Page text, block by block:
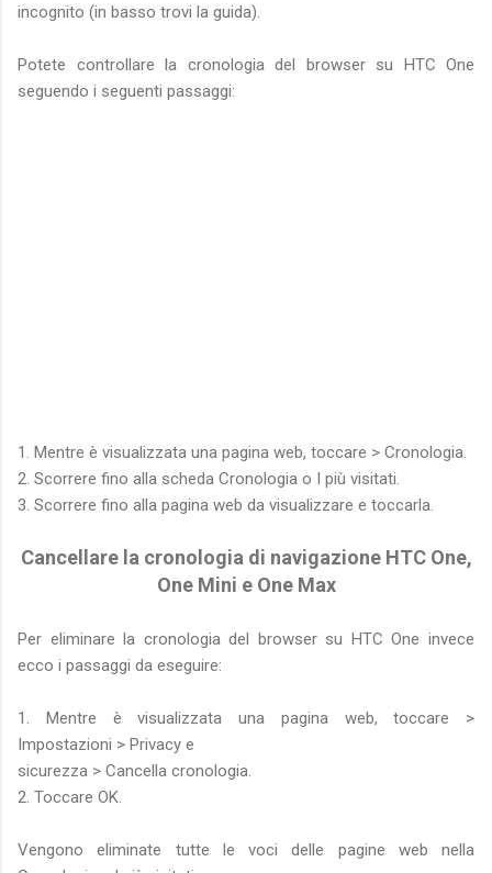
incognito (in basso trovi la guida).
Potete controllare la cronologia del browser su HTC One
seguendo i seguenti passaggi:
1. Mentre è visualizzata una pagina web, toccare > Cronologia.
2. Scorrere fino alla scheda Cronologia o I più visitati.
3. Scorrere fino alla pagina web da visualizzare e toccarla.
Cancellare la cronologia di navigazione HTC One,
One Mini e One Max
Per eliminare la cronologia del browser su HTC One invece
ecco i passaggi da eseguire:
1. Mentre è visualizzata una pagina web, toccare >
Impostazioni > Privacy e
sicurezza > Cancella cronologia.
2. Toccare OK.
Vengono eliminate tutte le voci delle pagine web nella